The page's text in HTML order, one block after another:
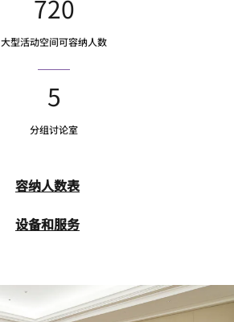
720
大型活动空间可容纳人数
5
分组讨论室
容纳人数表
设备和服务